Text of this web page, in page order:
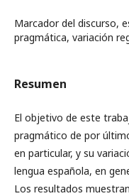
Marcador del discurso,
pragmática, variación
Resumen
El objetivo de este
pragmático de por
en particular, y su
lengua española, en
Los resultados